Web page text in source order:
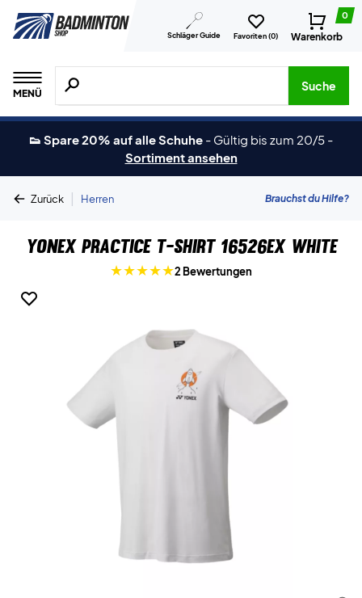
Schläger Guide Favoriten (0)
0
Warenkorb
MENÜ
Suche nach Produkten, Marken usw.
Suche
👟 Spare 20% auf alle Schuhe - Gültig bis zum 20/5 -
Sortiment ansehen
Zurück | Herren Brauchst du Hilfe?
Yonex Practice T-shirt 16526EX White
2 Bewertungen